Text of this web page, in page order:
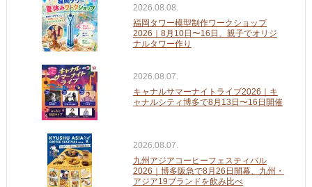
2026.08.08.
福岡タワー模型制作ワークショップ
2026｜8月10日〜16日、親子でオリジ
ナルタワー作り
2026.08.07.
キャナルサマーナイトライブ2026｜キ
ャナルシティ博多で8月13日〜16日開催
2026.08.07.
九州アジアコーヒーフェスティバル
2026｜博多阪急で8月26日開幕、九州・
アジア19ブランドを飲み比べ